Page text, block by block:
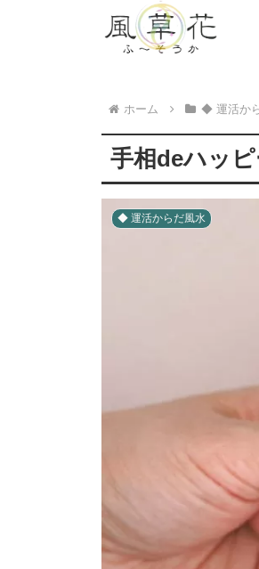
ホーム ◆ 運活か
手相deハッ
◆ 運活からだ風水